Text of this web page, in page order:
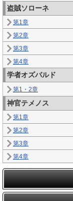
盗賊ソローネ
第1章
第2章
第3章
第4章
学者オズバルド
第1・2章
神官テメノス
第1章
第2章
第3章
第4章